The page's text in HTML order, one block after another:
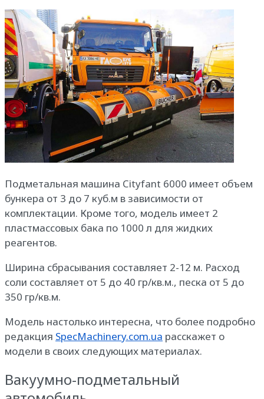
Подметальная машина Cityfant 6000 имеет объем
бункера от 3 до 7 куб.м в зависимости от
комплектации. Кроме того, модель имеет 2
пластмассовых бака по 1000 л для жидких
реагентов.
Ширина сбрасывания составляет 2-12 м. Расход
соли составляет от 5 до 40 гр/кв.м., песка от 5 до
350 гр/кв.м.
Модель настолько интересна, что более подробно
редакция SpecMachinery.com.ua расскажет о
модели в своих следующих материалах.
Вакуумно-подметальный